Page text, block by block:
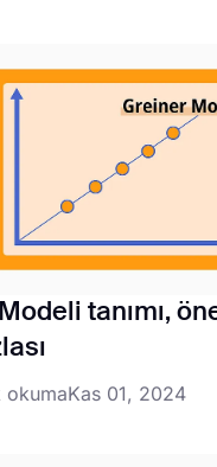
tanımı,
okumaKas 01, 2024